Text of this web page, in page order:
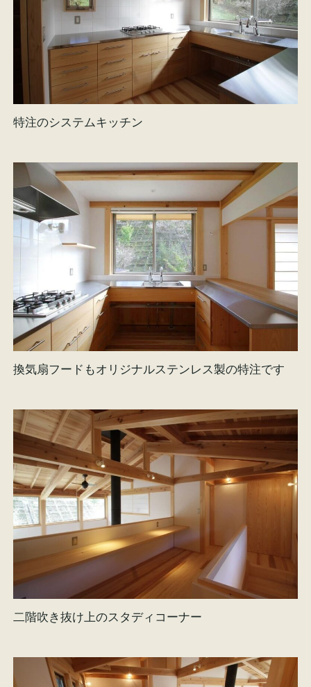
特注のシステムキッチン
換気扇フードもオリジナルステンレス製の特注です
二階吹き抜け上のスタディコーナー